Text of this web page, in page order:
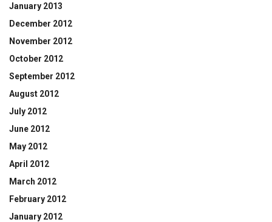
January 2013
December 2012
November 2012
October 2012
September 2012
August 2012
July 2012
June 2012
May 2012
April 2012
March 2012
February 2012
January 2012